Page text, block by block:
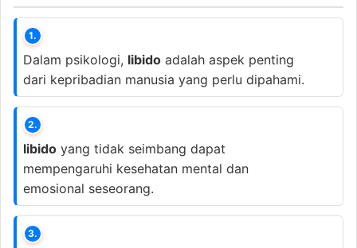
1.
Dalam psikologi, libido adalah aspek penting
dari kepribadian manusia yang perlu dipahami.
2.
libido yang tidak seimbang dapat
mempengaruhi kesehatan mental dan
emosional seseorang.
3.